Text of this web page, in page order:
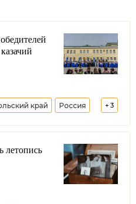
+ 3
край Россия
край
летопись